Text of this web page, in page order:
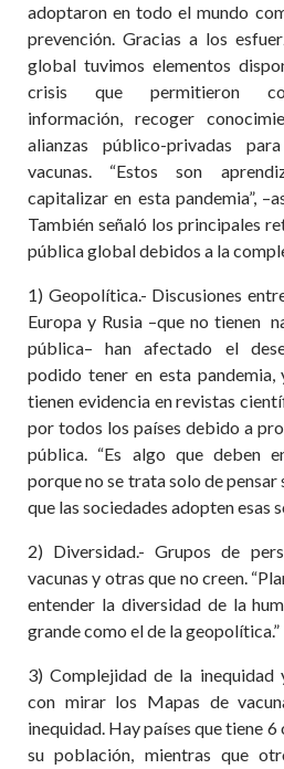
adoptaron en todo el mundo
prevención. Gracias a los
global tuvimos elementos
crisis que permitieron
información, recoger
alianzas público-privadas
vacunas. “Estos son
capitalizar en esta pandemia”,
También señaló los principales
pública global debidos a la
1) Geopolítica.- Discusiones
Europa y Rusia –que no tienen
pública– han afectado el
podido tener en esta pandemia,
tienen evidencia en revistas
por todos los países debido a
pública. “Es algo que deben
porque no se trata solo de
que las sociedades adopten esas
2) Diversidad.- Grupos de
vacunas y otras que no creen.
entender la diversidad de la
grande como el de la geopolítica.”
3) Complejidad de la inequidad
con mirar los Mapas de
inequidad. Hay países que tiene
su población, mientras que